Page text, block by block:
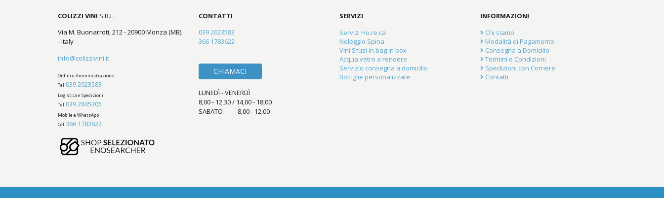
COLIZZI VINI S.R.L.
Via M. Buonarroti, 212 - 20900 Monza (MB)
- Italy
info@colizzivini.it
Ordini e Amministrazione
Tel 039 2023583
Logistica e Spedizioni
Tel 039 2845305
Mobile e WhatsApp
Cel 366 1783622
CONTATTI
039 2023583
366 1783622
CHIAMACI
LUNEDÌ - VENERDÌ
8,00 - 12,30 / 14,00 - 18,00
SABATO 8,00 - 12,00
SERVIZI
Servizi Ho.re.ca
Noleggio Spina
Vini Sfusi in bag in box
Acqua vetro a rendere
Servizio consegna a domicilio
Bottiglie personalizzate
INFORMAZIONI
Chi siamo
Modalità di Pagamento
Consegna a Domicilio
Termini e Condizioni
Spedizioni con Corriere
Contatti